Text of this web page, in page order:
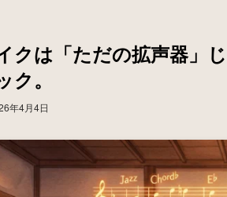
クは「ただの拡声器」
ク。
年4月4日